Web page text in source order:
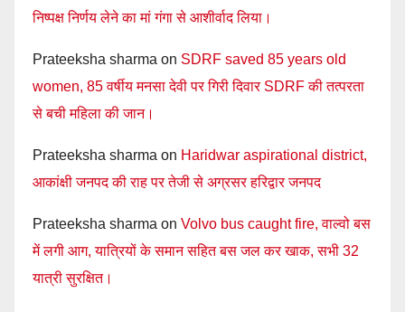
निष्पक्ष निर्णय लेने का मां गंगा से आशीर्वाद लिया।
Prateeksha sharma on SDRF saved 85 years old
women, 85 वर्षीय मनसा देवी पर गिरी दिवार SDRF की तत्परता
से बची महिला की जान।
Prateeksha sharma on Haridwar aspirational district,
आकांक्षी जनपद की राह पर तेजी से अग्रसर हरिद्वार जनपद
Prateeksha sharma on Volvo bus caught fire, वाल्वो बस
में लगी आग, यात्रियों के समान सहित बस जल कर खाक, सभी 32
यात्री सुरक्षित।